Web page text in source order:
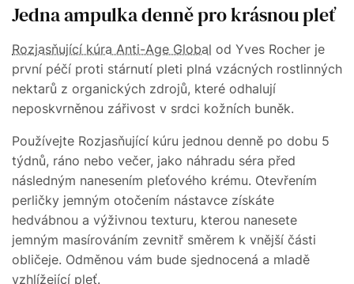
Jedna ampulka denně pro krásnou pleť
Rozjasňující kúra Anti-Age Global od Yves Rocher je
první péčí proti stárnutí pleti plná vzácných rostlinných
nektarů z organických zdrojů, které odhalují
neposkvrněnou zářivost v srdci kožních buněk.
Používejte Rozjasňující kúru jednou denně po dobu 5
týdnů, ráno nebo večer, jako náhradu séra před
následným nanesením pleťového krému. Otevřením
perličky jemným otočením nástavce získáte
hedvábnou a výživnou texturu, kterou nanesete
jemným masírováním zevnitř směrem k vnější části
obličeje. Odměnou vám bude sjednocená a mladě
vzhlížející pleť.